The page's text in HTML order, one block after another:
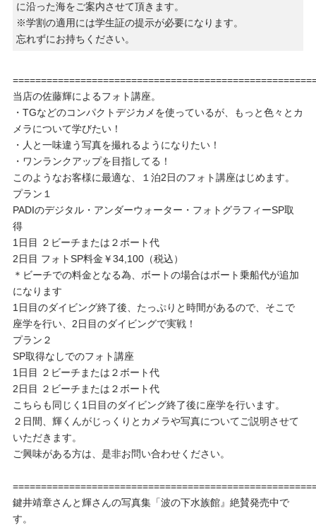
に沿った海をご案内させて頂きます。
※学割の適用には学生証の提示が必要になります。
忘れずにお持ちください。
当店の佐藤輝によるフォト講座。
・TGなどのコンパクトデジカメを使っているが、もっと色々とカ
メラについて学びたい！
・人と一味違う写真を撮れるようになりたい！
・ワンランクアップを目指してる！
このようなお客様に最適な、１泊2日のフォト講座はじめます。
プラン１
PADIのデジタル・アンダーウォーター・フォトグラフィーSP取
得
1日目 ２ビーチまたは２ボート代
2日目 フォトSP料金￥34,100（税込）
＊ビーチでの料金となる為、ボートの場合はボート乗船代が追加
になります
1日目のダイビング終了後、たっぷりと時間があるので、そこで
座学を行い、2日目のダイビングで実戦！
プラン２
SP取得なしでのフォト講座
1日目 ２ビーチまたは２ボート代
2日目 ２ビーチまたは２ボート代
こちらも同じく1日目のダイビング終了後に座学を行います。
２日間、輝くんがじっくりとカメラや写真についてご説明させて
いただきます。
ご興味がある方は、是非お問い合わせください。
鍵井靖章さんと輝さんの写真集「波の下水族館』絶賛発売中で
す。